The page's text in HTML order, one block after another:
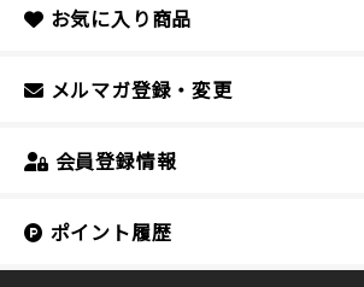
お気に入り商品
メルマガ登録・変更
会員登録情報
ポイント履歴